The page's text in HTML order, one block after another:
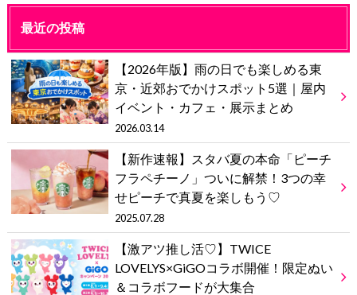
最近の投稿
【2026年版】雨の日でも楽しめる東
京・近郊おでかけスポット5選｜屋内
イベント・カフェ・展示まとめ
2026.03.14
【新作速報】スタバ夏の本命「ピーチ
フラペチーノ」ついに解禁！3つの幸
せピーチで真夏を楽しもう♡
2025.07.28
【激アツ推し活♡】TWICE
LOVELYS×GiGOコラボ開催！限定ぬい
＆コラボフードが大集合